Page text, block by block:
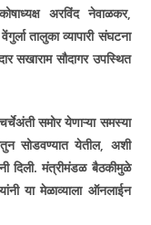
अरविंद नेवाळकर,
तालुका व्यापारी संघटना
सखाराम सौदागर उपस्थित
समोर येणाऱ्या समस्या
सोडवण्यात येतील, अशी
दिली. मंत्रीमंडळ बैठकीमुळे
या मेळाव्याला ऑनलाईन